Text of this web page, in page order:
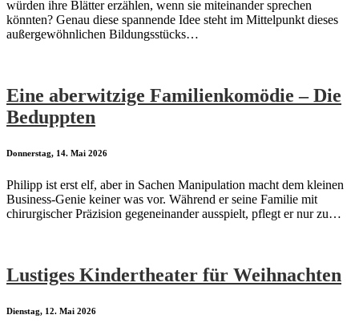
würden ihre Blätter erzählen, wenn sie miteinander sprechen
könnten? Genau diese spannende Idee steht im Mittelpunkt dieses
außergewöhnlichen Bildungsstücks…
Eine aberwitzige Familienkomödie – Die
Beduppten
Donnerstag, 14. Mai 2026
Philipp ist erst elf, aber in Sachen Manipulation macht dem kleinen
Business-Genie keiner was vor. Während er seine Familie mit
chirurgischer Präzision gegeneinander ausspielt, pflegt er nur zu…
Lustiges Kindertheater für Weihnachten
Dienstag, 12. Mai 2026